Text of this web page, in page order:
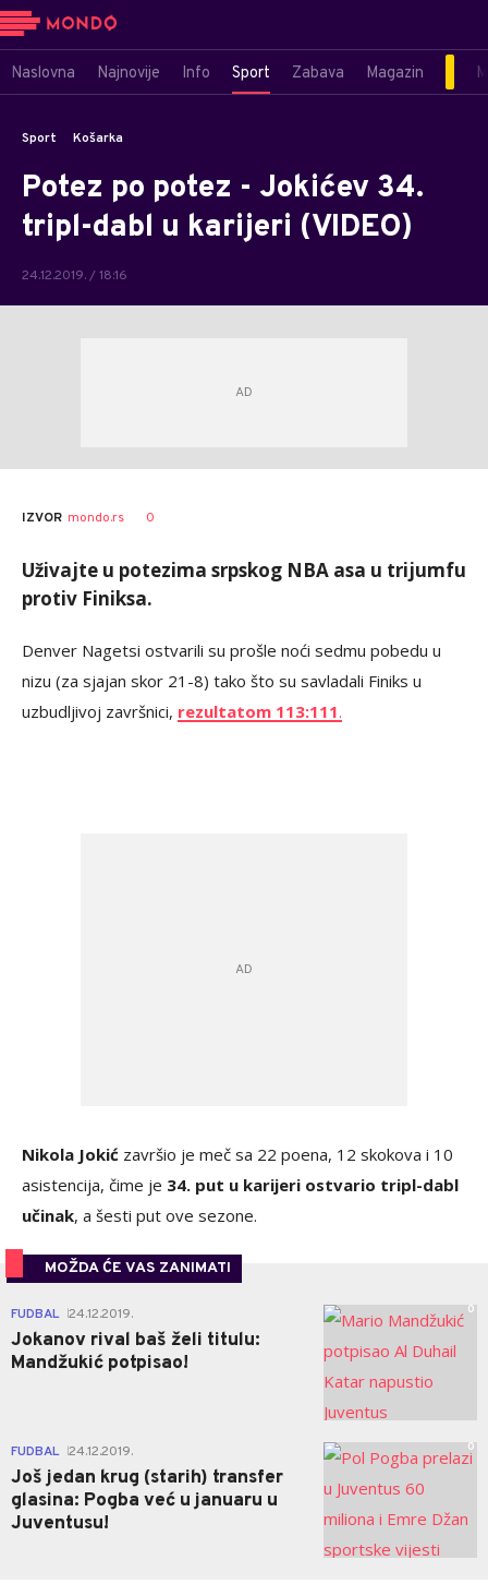
Naslovna Najnovije Info Sport Zabava Magazin
Sport Košarka
Potez po potez - Jokićev 34.
tripl-dabl u karijeri (VIDEO)
24.12.2019. / 18:16
IZVOR mondo.rs 0
Uživajte u potezima srpskog NBA asa u trijumfu
protiv Finiksa.
Denver Nagetsi ostvarili su prošle noći sedmu pobedu u
nizu (za sjajan skor 21-8) tako što su savladali Finiks u
uzbudljivoj završnici, rezultatom 113:111.
Nikola Jokić završio je meč sa 22 poena, 12 skokova i 10
asistencija, čime je 34. put u karijeri ostvario tripl-dabl
učinak, a šesti put ove sezone.
MOŽDA ĆE VAS ZANIMATI
FUDBAL 24.12.2019.
Jokanov rival baš želi titulu:
Mandžukić potpisao!
0
FUDBAL 24.12.2019.
Još jedan krug (starih) transfer
glasina: Pogba već u januaru u
Juventusu!
0